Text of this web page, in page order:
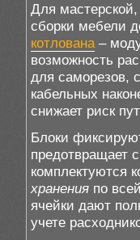
Для мастерской,
сборки мебели
котлована–
возможность
для саморезов,
кабельных
снижает риск
Блоки
предотвращает
комплектуются
хранения по
ячейки дают
учете